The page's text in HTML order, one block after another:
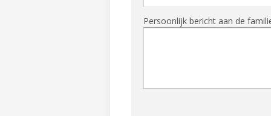
Persoonlijk bericht aan de